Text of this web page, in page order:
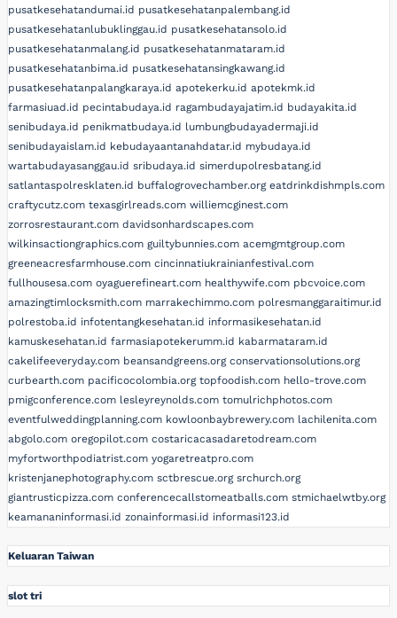
pusatkesehatandumai.id pusatkesehatanpalembang.id
pusatkesehatanlubuklinggau.id pusatkesehatansolo.id
pusatkesehatanmalang.id pusatkesehatanmataram.id
pusatkesehatanbima.id pusatkesehatansingkawang.id
pusatkesehatanpalangkaraya.id apotekerku.id apotekmk.id
farmasiuad.id pecintabudaya.id ragambudayajatim.id budayakita.id
senibudaya.id penikmatbudaya.id lumbungbudayadermaji.id
senibudayaislam.id kebudayaantanahdatar.id mybudaya.id
wartabudayasanggau.id sribudaya.id simerdupolresbatang.id
satlantaspolresklaten.id buffalogrovechamber.org eatdrinkdishmpls.com
craftycutz.com texasgirlreads.com williemcginest.com
zorrosrestaurant.com davidsonhardscapes.com
wilkinsactiongraphics.com guiltybunnies.com acemgmtgroup.com
greeneacresfarmhouse.com cincinnatiukrainianfestival.com
fullhousesa.com oyaguerefineart.com healthywife.com pbcvoice.com
amazingtimlocksmith.com marrakechimmo.com polresmanggaraitimur.id
polrestoba.id infotentangkesehatan.id informasikesehatan.id
kamuskesehatan.id farmasiapotekerumm.id kabarmataram.id
cakelifeeveryday.com beansandgreens.org conservationsolutions.org
curbearth.com pacificocolombia.org topfoodish.com hello-trove.com
pmigconference.com lesleyreynolds.com tomulrichphotos.com
eventfulweddingplanning.com kowloonbaybrewery.com lachilenita.com
abgolo.com oregopilot.com costaricacasadaretodream.com
myfortworthpodiatrist.com yogaretreatpro.com
kristenjanephotography.com sctbrescue.org srchurch.org
giantrusticpizza.com conferencecallstomeatballs.com stmichaelwtby.org
keamananinformasi.id zonainformasi.id informasi123.id
Keluaran Taiwan
slot tri